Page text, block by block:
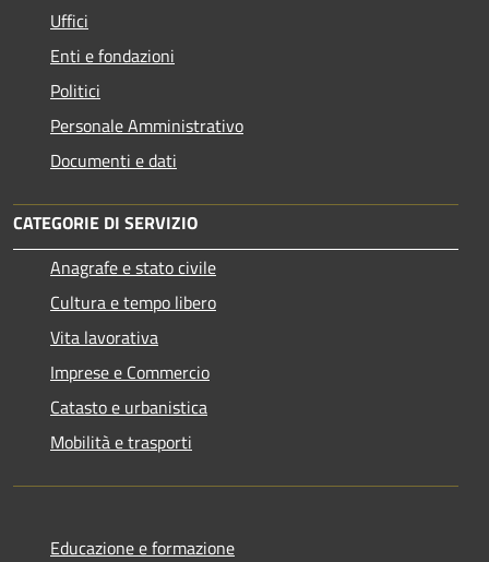
Uffici
Enti e fondazioni
Politici
Personale Amministrativo
Documenti e dati
CATEGORIE DI SERVIZIO
Anagrafe e stato civile
Cultura e tempo libero
Vita lavorativa
Imprese e Commercio
Catasto e urbanistica
Mobilità e trasporti
Educazione e formazione